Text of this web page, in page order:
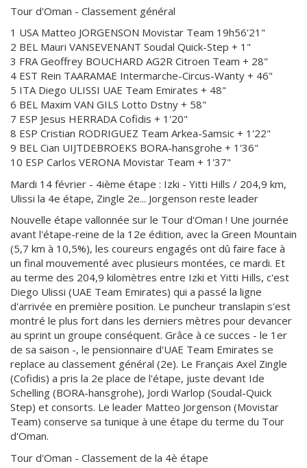
Tour d'Oman - Classement général
1 USA Matteo JORGENSON Movistar Team 19h56'21"
2 BEL Mauri VANSEVENANT Soudal Quick-Step + 1"
3 FRA Geoffrey BOUCHARD AG2R Citroen Team + 28"
4 EST Rein TAARAMAE Intermarche-Circus-Wanty + 46"
5 ITA Diego ULISSI UAE Team Emirates + 48"
6 BEL Maxim VAN GILS Lotto Dstny + 58"
7 ESP Jesus HERRADA Cofidis + 1'20"
8 ESP Cristian RODRIGUEZ Team Arkea-Samsic + 1'22"
9 BEL Cian UIJTDEBROEKS BORA-hansgrohe + 1'36"
10 ESP Carlos VERONA Movistar Team + 1'37"
Mardi 14 février - 4ième étape : Izki - Yitti Hills / 204,9 km,
Ulissi la 4e étape, Zingle 2e... Jorgenson reste leader
Nouvelle étape vallonnée sur le Tour d'Oman ! Une journée
avant l'étape-reine de la 12e édition, avec la Green Mountain
(5,7 km à 10,5%), les coureurs engagés ont dû faire face à
un final mouvementé avec plusieurs montées, ce mardi. Et
au terme des 204,9 kilomètres entre Izki et Yitti Hills, c'est
Diego Ulissi (UAE Team Emirates) qui a passé la ligne
d'arrivée en première position. Le puncheur translapin s'est
montré le plus fort dans les derniers mètres pour devancer
au sprint un groupe conséquent. Grâce à ce succes - le 1er
de sa saison -, le pensionnaire d'UAE Team Emirates se
replace au classement général (2e). Le Français Axel Zingle
(Cofidis) a pris la 2e place de l'étape, juste devant Ide
Schelling (BORA-hansgrohe), Jordi Warlop (Soudal-Quick
Step) et consorts. Le leader Matteo Jorgenson (Movistar
Team) conserve sa tunique à une étape du terme du Tour
d'Oman.
Tour d'Oman - Classement de la 4è étape